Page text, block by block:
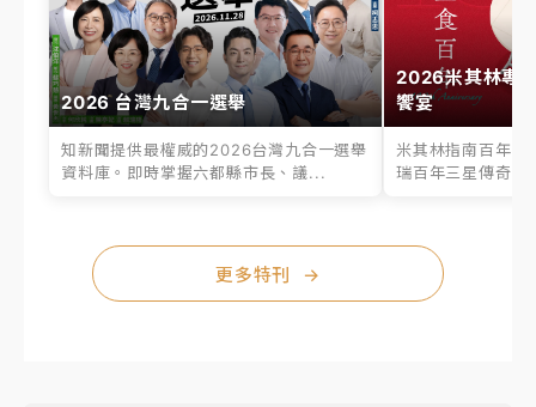
2026 台灣九合一選舉
知新聞提供最權威的2026台灣九合一選舉
資料庫。即時掌握六都縣市長、議...
2026米其林專
饗宴
米其林指南百年之
瑞百年三星傳奇、
更多特刊 →